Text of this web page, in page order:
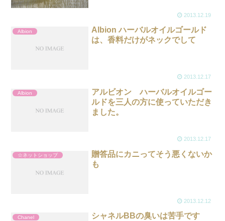
2013.12.19
Albion
Albion ハーバルオイルゴールド
は、香料だけがネックでして
2013.12.17
Albion
アルビオン ハーバルオイルゴー
ルドを三人の方に使っていただき
ました。
2013.12.17
☆ネットショップ
贈答品にカニってそう悪くないか
も
2013.12.12
Chanel シャネルBBの臭いは苦手です